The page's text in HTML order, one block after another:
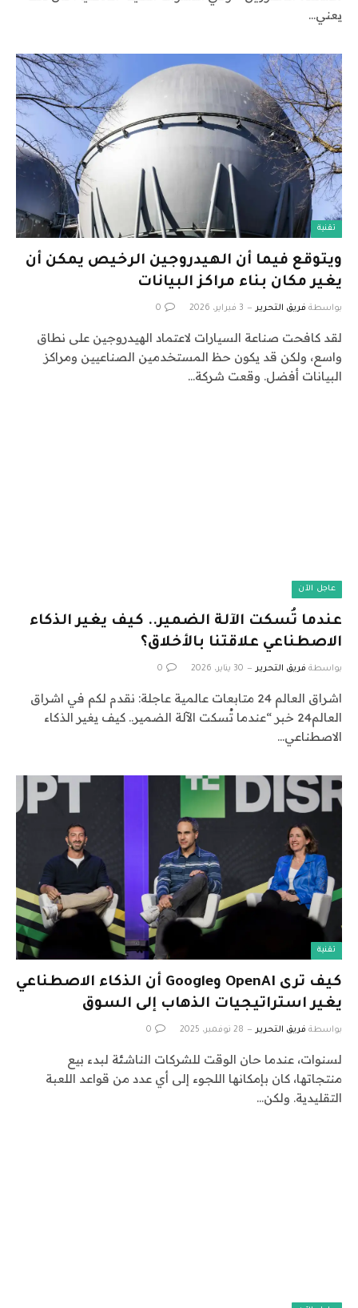
يعني…
تقنية
ويتوقع فيما أن الهيدروجين الرخيص يمكن أن
يغير مكان بناء مراكز البيانات
بواسطة فريق التحرير 3 فبراير، 2026 0
لقد كافحت صناعة السيارات لاعتماد الهيدروجين على نطاق
واسع، ولكن قد يكون حظ المستخدمين الصناعيين ومراكز
البيانات أفضل. وقعت شركة…
عاجل الآن
عندما تُسكت الآلة الضمير.. كيف يغير الذكاء
الاصطناعي علاقتنا بالأخلاق؟
بواسطة فريق التحرير 30 يناير، 2026 0
اشراق العالم 24 متابعات عالمية عاجلة: نقدم لكم في اشراق
العالم24 خبر “عندما تُسكت الآلة الضمير.. كيف يغير الذكاء
الاصطناعي…
تقنية
كيف ترى OpenAI وGoogle أن الذكاء الاصطناعي
يغير استراتيجيات الذهاب إلى السوق
بواسطة فريق التحرير 28 نوفمبر، 2025 0
لسنوات، عندما حان الوقت للشركات الناشئة لبدء بيع
منتجاتها، كان بإمكانها اللجوء إلى أي عدد من قواعد اللعبة
التقليدية. ولكن…